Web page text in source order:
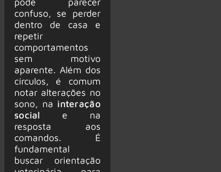
confuso, se perder
dentro de casa e
repetir
comportamentos
sem motivo
aparente. Além dos
círculos, é comum
notar alterações no
sono, na interação
social e na
resposta aos
comandos. É
fundamental
buscar orientação